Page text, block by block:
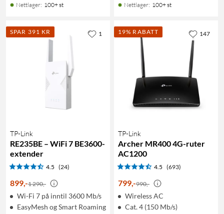
Nettlager: 100+ st Nettlager: 100+ st
SPAR 391 KR
TP-Link
RE235BE – WiFi 7 BE3600-
extender
4.5 (24)
899,-1 290,-
Wi-Fi 7 på inntil 3600 Mb/s
EasyMesh og Smart Roaming
1 19% RABATT
TP-Link
Archer MR400 4G-ruter
AC1200
4.5 (693)
799,-990,-
Wireless AC
Cat. 4 (150 Mb/s)
147